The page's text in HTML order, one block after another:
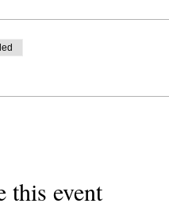
this event